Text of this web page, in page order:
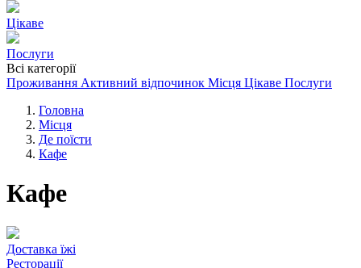
Цікаве
Послуги
Всі категорії
Проживання Активний відпочинок Місця Цікаве Послуги
Головна
Місця
Де поїсти
Кафе
Кафе
Доставка їжі
Ресторації